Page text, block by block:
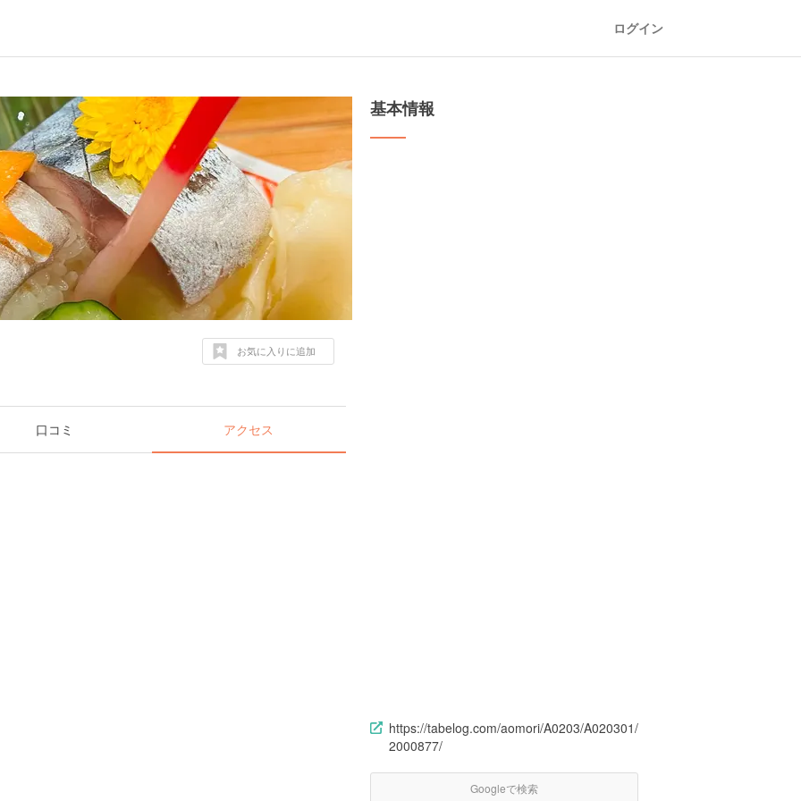
ログイン
お気に入りに追加
口コミ アクセス
基本情報
https://tabelog.com/aomori/A0203/A020301/
2000877/
Googleで検索